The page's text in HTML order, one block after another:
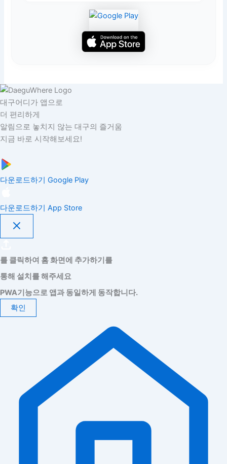
대구어디가 앱으로
더 편리하게
알림으로 놓치지 않는 대구의 즐거움
지금 바로 시작해보세요!
다운로드하기 Google Play
다운로드하기 App Store
를 클릭하여 홈 화면에 추가하기를
통해 설치를 해주세요
PWA기능으로 앱과 동일하게 동작합니다.
확인